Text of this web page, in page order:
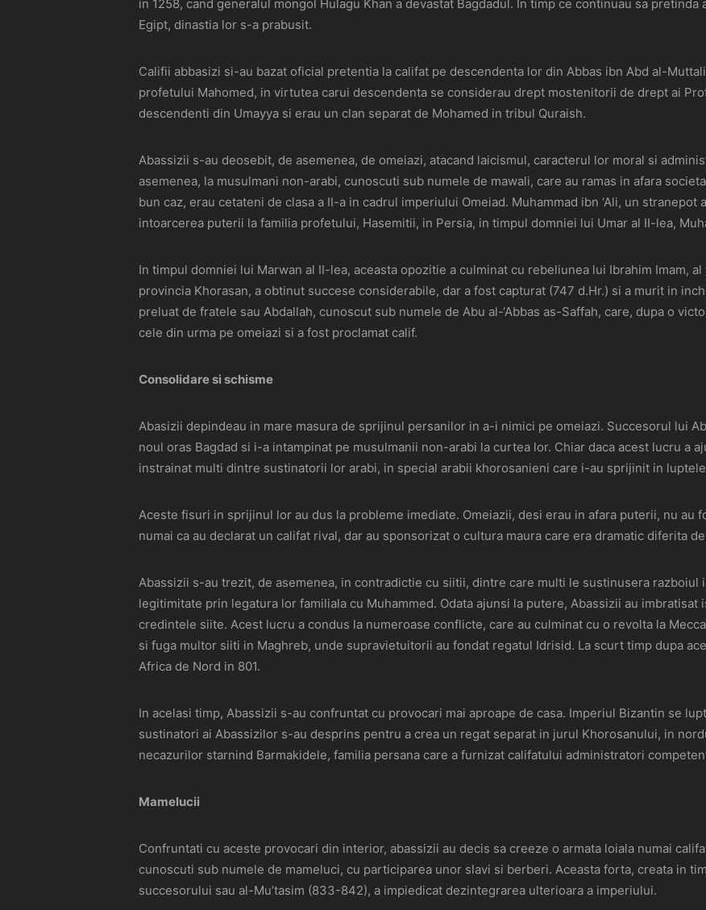
in 1258, cand generalul mongol Hulagu Khan a devastat Bagdadul. In timp ce continuau sa
Egipt, dinastia lor s-a prabusit.
Califii abbasizi si-au bazat oficial pretentia la califat pe descendenta lor din Abbas ibn Abd al-
profetului Mahomed, in virtutea carui descendenta se considerau drept mostenitorii de drept ai
descendenti din Umayya si erau un clan separat de Mohamed in tribul Quraish.
Abassizii s-au deosebit, de asemenea, de omeiazi, atacand laicismul, caracterul lor moral si
asemenea, la musulmani non-arabi, cunoscuti sub numele de mawali, care au ramas in afara
bun caz, erau cetateni de clasa a II-a in cadrul imperiului Omeiad. Muhammad ibn ‘Ali, un
intoarcerea puterii la familia profetului, Hasemitii, in Persia, in timpul domniei lui Umar al II-lea,
In timpul domniei lui Marwan al II-lea, aceasta opozitie a culminat cu rebeliunea lui Ibrahim Imam,
provincia Khorasan, a obtinut succese considerabile, dar a fost capturat (747 d.Hr.) si a murit in
preluat de fratele sau Abdallah, cunoscut sub numele de Abu al-‘Abbas as-Saffah, care, dupa o
cele din urma pe omeiazi si a fost proclamat calif.
Consolidare si schisme
Abasizii depindeau in mare masura de sprijinul persanilor in a-i nimici pe omeiazi. Succesorul lui
noul oras Bagdad si i-a intampinat pe musulmanii non-arabi la curtea lor. Chiar daca acest lucru a
instrainat multi dintre sustinatorii lor arabi, in special arabii khorosanieni care i-au sprijinit in
Aceste fisuri in sprijinul lor au dus la probleme imediate. Omeiazii, desi erau in afara puterii, nu au
numai ca au declarat un califat rival, dar au sponsorizat o cultura maura care era dramatic diferita
Abassizii s-au trezit, de asemenea, in contradictie cu siitii, dintre care multi le sustinusera
legitimitate prin legatura lor familiala cu Muhammed. Odata ajunsi la putere, Abassizii au
credintele siite. Acest lucru a condus la numeroase conflicte, care au culminat cu o revolta la
si fuga multor siiti in Maghreb, unde supravietuitorii au fondat regatul Idrisid. La scurt timp dupa
Africa de Nord in 801.
In acelasi timp, Abassizii s-au confruntat cu provocari mai aproape de casa. Imperiul Bizantin se
sustinatori ai Abassizilor s-au desprins pentru a crea un regat separat in jurul Khorosanului, in
necazurilor starnind Barmakidele, familia persana care a furnizat califatului administratori
Mamelucii
Confruntati cu aceste provocari din interior, abassizii au decis sa creeze o armata loiala numai
cunoscuti sub numele de mameluci, cu participarea unor slavi si berberi. Aceasta forta, creata in
succesorului sau al-Mu’tasim (833-842), a impiedicat dezintegrarea ulterioara a imperiului.